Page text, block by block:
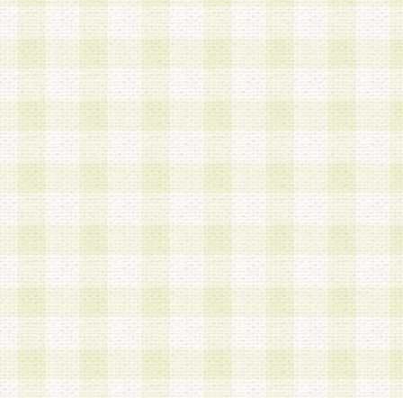
3.会員は、会員登録の際に申告する登録情報の全
いかなる虚偽の申告をも行ってはならないものと
4.会員は、複数のログインＩＤおよびパスワード
いものとします。
第4条 ログインIDおよびパスワードの管理
1.会員は、会員登録後、本サイト内にて本サービ
加する際には、前条に基づき当社から付与された
スワードを使用するものとします。
2.登録の際に当社が付与したログインIDおよびパ
の使用に関しては、全て会員本人がその責任を負
3.会員は、当社から付与されたログインIDおよび
貸与、名義変更、売買その他形態を問わず第三者
ならないものとします。
4.当社は、会員によるログインIDおよびパスワー